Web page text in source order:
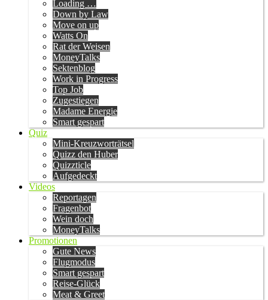
Loading …
Down by Law
Move on up
Watts On
Rat der Weisen
MoneyTalks
Sektenblog
Work in Progress
Top Job
Zugestiegen
Madame Energie
Smart gespart
Quiz
Mini-Kreuzworträtsel
Quizz den Huber
Quizzticle
Aufgedeckt
Videos
Reportagen
Fragenbot
Wein doch
MoneyTalks
Promotionen
Gute News
Flugmodus
Smart gespart
Reise-Glück
Meat & Greet